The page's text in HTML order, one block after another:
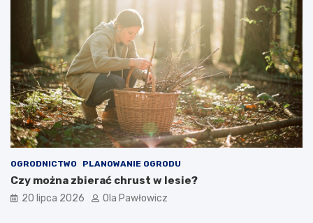
OGRODNICTWO PLANOWANIE OGRODU
Czy można zbierać chrust w lesie?
20 lipca 2026 Ola Pawłowicz